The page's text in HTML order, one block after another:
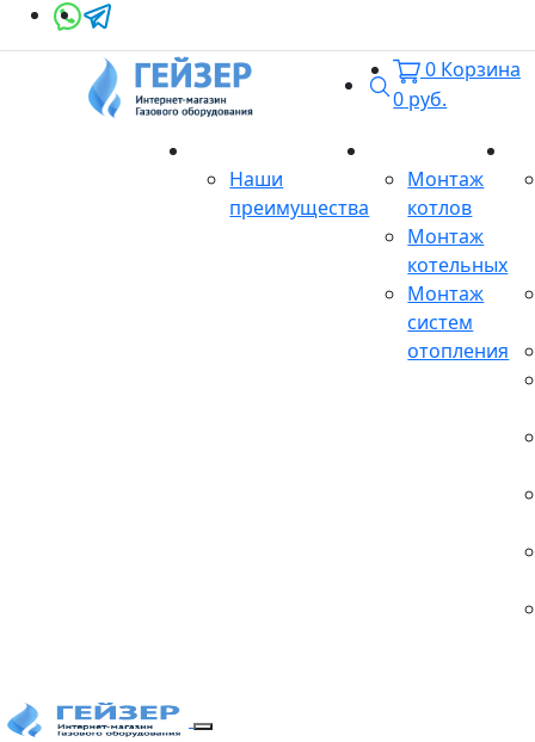
Поиск
0 Корзина
0 руб.
Наши
преимущества
Монтаж
котлов
Монтаж
котельных
Монтаж
систем
отопления